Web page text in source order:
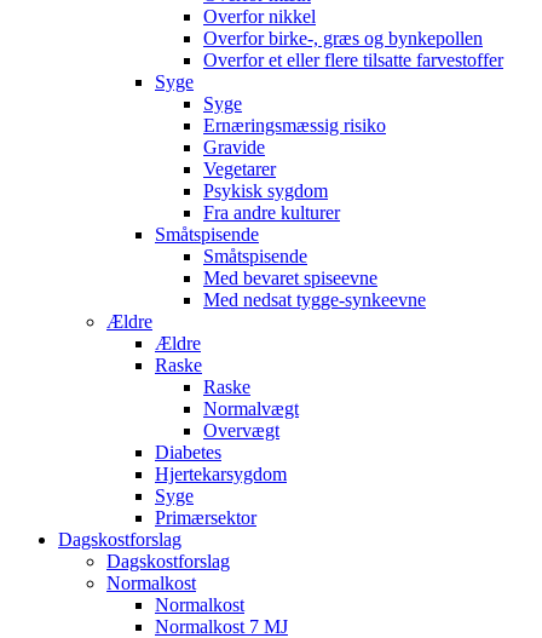
Overfor nikkel
Overfor birke-, græs og bynkepollen
Overfor et eller flere tilsatte farvestoffer
Syge
Syge
Ernæringsmæssig risiko
Gravide
Vegetarer
Psykisk sygdom
Fra andre kulturer
Småtspisende
Småtspisende
Med bevaret spiseevne
Med nedsat tygge-synkeevne
Ældre
Ældre
Raske
Raske
Normalvægt
Overvægt
Diabetes
Hjertekarsygdom
Syge
Primærsektor
Dagskostforslag
Dagskostforslag
Normalkost
Normalkost
Normalkost 7 MJ